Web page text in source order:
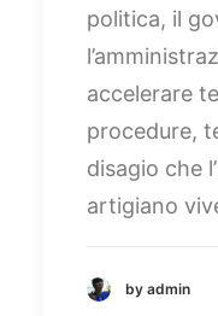
politica, il
accelerare
procedure,
disagio che
artigiano
by admin